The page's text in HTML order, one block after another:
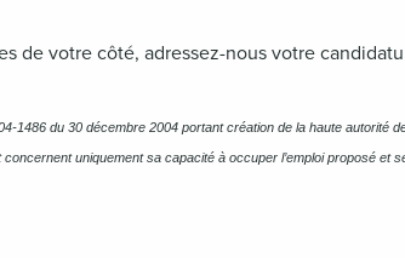
de votre côté, adressez-nous votre
1486 du 30 décembre 2004 portant création de la haute autorité
uniquement sa capacité à occuper l’emploi proposé et